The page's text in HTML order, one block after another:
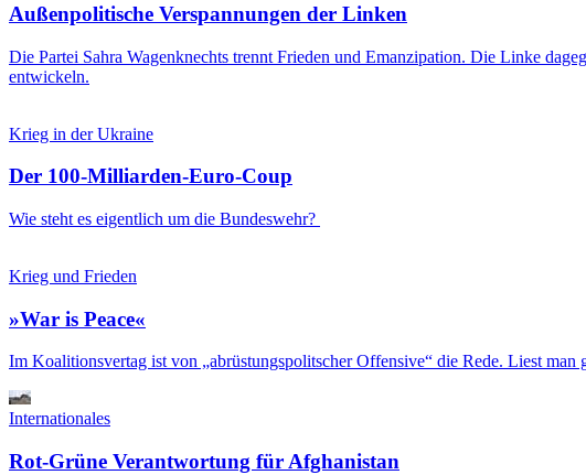
Außenpolitische Verspannungen der Linken
Die Partei Sahra Wagenknechts trennt Frieden und Emanzipation. Die Linke
entwickeln.
Krieg in der Ukraine
Der 100-Milliarden-Euro-Coup
Wie steht es eigentlich um die Bundeswehr?
Krieg und Frieden
»War is Peace«
Im Koalitionsvertag ist von „abrüstungspolitscher Offensive“ die Rede. Liest
Internationales
Rot-Grüne Verantwortung für Afghanistan